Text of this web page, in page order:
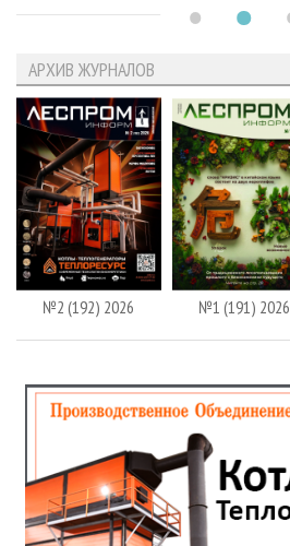
АРХИВ ЖУРНАЛОВ
№2 (192) 2026 №1 (191) 2026